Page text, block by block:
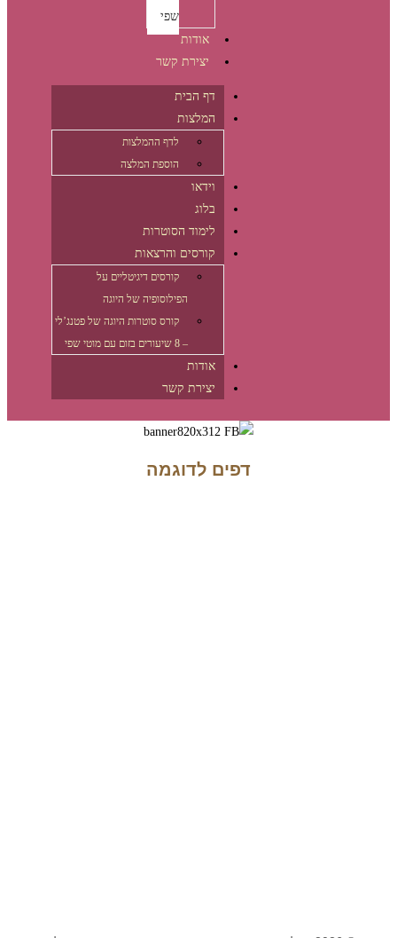
שפי
אודות
יצירת קשר
דף הבית
המלצות
לדף ההמלצות
הוספת המלצה
וידאו
בלוג
לימוד הסוטרות
קורסים והרצאות
קורסים דיגיטליים על
הפילוסופיה של היוגה
קורס סוטרות היוגה של פטנג’לי
– 8 שיעורים בזום עם מוטי שפי
אודות
יצירת קשר
דפים לדוגמה